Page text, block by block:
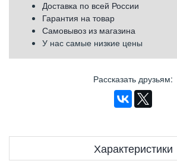
Доставка по всей России
Гарантия на товар
Самовывоз из магазина
У нас самые низкие цены
Рассказать друзьям:
Характеристики